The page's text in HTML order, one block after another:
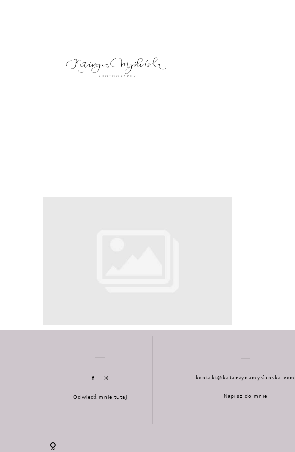
Odwiedź mnie tutaj
kontakt@katarzynamyslinska.com
Napisz do mnie